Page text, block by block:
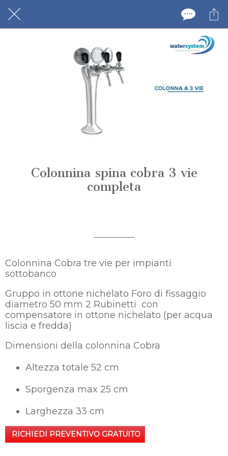
Colonnina spina cobra 3 vie
completa
Colonnina Cobra tre vie per impianti
sottobanco
Gruppo in ottone nichelato Foro di fissaggio
diametro 50 mm 2 Rubinetti con
compensatore in ottone nichelato (per acqua
liscia e fredda)
Dimensioni della colonnina Cobra
Altezza totale 52 cm
Sporgenza max 25 cm
Larghezza 33 cm
RICHIEDI PREVENTIVO GRATUITO